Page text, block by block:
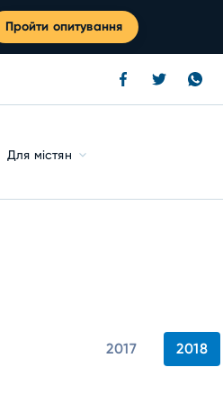
Пройти опитування
Для містян
2017 2018